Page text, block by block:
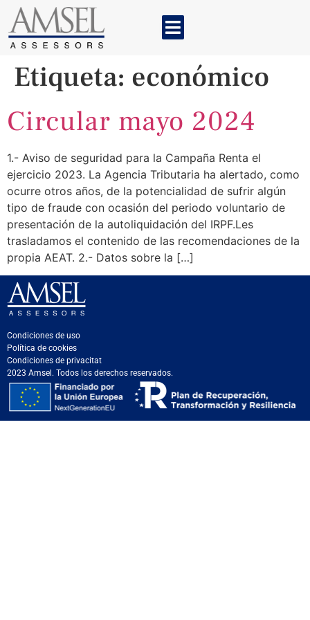
Etiqueta: económico
Circular mayo 2024
1.- Aviso de seguridad para la Campaña Renta el
ejercicio 2023. La Agencia Tributaria ha alertado, como
ocurre otros años, de la potencialidad de sufrir algún
tipo de fraude con ocasión del periodo voluntario de
presentación de la autoliquidación del IRPF.Les
trasladamos el contenido de las recomendaciones de la
propia AEAT. 2.- Datos sobre la […]
Condiciones de uso
Política de cookies
Condiciones de privacitat
2023 Amsel. Todos los derechos reservados.